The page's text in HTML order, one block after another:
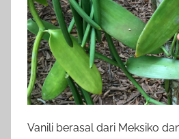
Vanili berasal dari Meksiko